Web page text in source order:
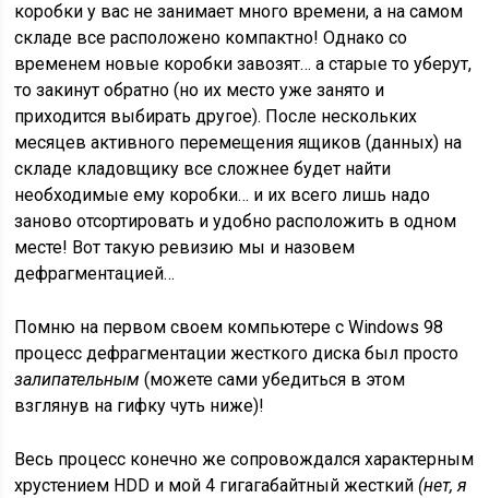
коробки у вас не занимает много времени, а на самом
складе все расположено компактно! Однако со
временем новые коробки завозят… а старые то уберут,
то закинут обратно (но их место уже занято и
приходится выбирать другое). После нескольких
месяцев активного перемещения ящиков (данных) на
складе кладовщику все сложнее будет найти
необходимые ему коробки… и их всего лишь надо
заново отсортировать и удобно расположить в одном
месте! Вот такую ревизию мы и назовем
дефрагментацией…
Помню на первом своем компьютере с Windows 98
процесс дефрагментации жесткого диска был просто
залипательным (можете сами убедиться в этом
взглянув на гифку чуть ниже)!
Весь процесс конечно же сопровождался характерным
хрустением HDD и мой 4 гигагабайтный жесткий (нет, я